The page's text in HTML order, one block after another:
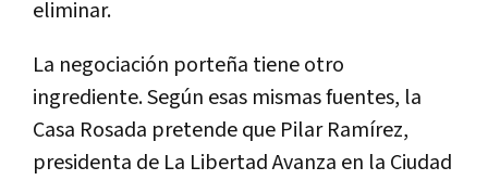
eliminar.
La negociación porteña tiene otro
ingrediente. Según esas mismas fuentes, la
Casa Rosada pretende que Pilar Ramírez,
presidenta de La Libertad Avanza en la Ciudad